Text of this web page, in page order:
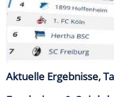
Aktuelle Ergebnisse,